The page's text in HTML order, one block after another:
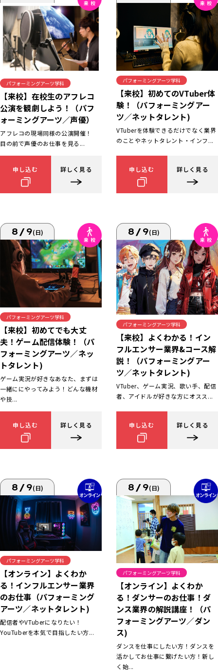
パフォーミングアーツ学科
【来校】在校生のアフレコ
公演を観劇しよう！（パフ
ォーミングアーツ／声優）
アフレコの現場同様の公演開催！
目の前で声優のお仕事を見る...
申し込む 詳しく見る
パフォーミングアーツ学科
【来校】初めてのVTuber体
験！（パフォーミングアー
ツ／ネットタレント)
VTuberを体験できるだけでなく業界
のことやネットタレント・インフ...
申し込む 詳しく見る
8/9(日)
パフォーミングアーツ学科
【来校】初めてでも大丈
夫！ゲーム配信体験！（パ
フォーミングアーツ／ネッ
トタレント)
ゲーム実況が好きなあなた、まずは
一緒ににやってみよう！どんな機材
や技...
申し込む 詳しく見る
8/9(日)
パフォーミングアーツ学科
【来校】よくわかる！イン
フルエンサー業界&コース解
説！（パフォーミングアー
ツ／ネットタレント)
VTuber、ゲーム実況、歌い手、配信
者、アイドルが好きな方にオスス...
申し込む 詳しく見る
8/9(日)
パフォーミングアーツ学科
【オンライン】よくわか
る！インフルエンサー業界
のお仕事（パフォーミング
アーツ／ネットタレント)
配信者やVTuberになりたい！
YouTuberを本気で目指したい方...
8/9(日)
パフォーミングアーツ学科
【オンライン】よくわか
る！ダンサーのお仕事！ダ
ンス業界の解説講座！（パ
フォーミングアーツ／ダン
ス)
ダンスを仕事にしたい方！ダンスを
活かしてお仕事に繋げたい方！新し
く始...